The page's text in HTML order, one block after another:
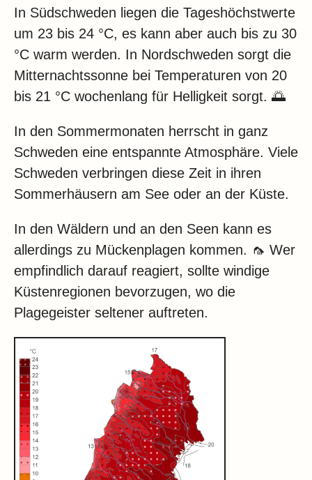
In Südschweden liegen die Tageshöchstwerte
um 23 bis 24 °C, es kann aber auch bis zu 30
°C warm werden. In Nordschweden sorgt die
Mitternachtssonne bei Temperaturen von 20
bis 21 °C wochenlang für Helligkeit sorgt. 🌅
In den Sommermonaten herrscht in ganz
Schweden eine entspannte Atmosphäre. Viele
Schweden verbringen diese Zeit in ihren
Sommerhäusern am See oder an der Küste.
In den Wäldern und an den Seen kann es
allerdings zu Mückenplagen kommen. 🦟 Wer
empfindlich darauf reagiert, sollte windige
Küstenregionen bevorzugen, wo die
Plagegeister seltener auftreten.